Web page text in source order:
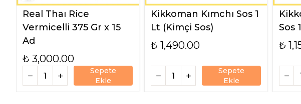
Real Thaı Rice
Vermicelli 375 Gr x 15
Ad
₺ 3,000.00
Sepete
Ekle
Kikkoman Kımchı Sos 1
Lt (Kimçi Sos)
₺ 1,490.00
Sepete
Ekle
Sos
₺